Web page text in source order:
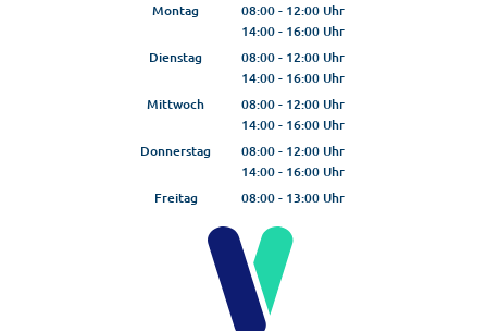
Montag 08:00- 12:00Uhr
Von 08:00 bis 12:00 Uhr
14:00- 16:00Uhr
Von 14:00 bis 16:00 Uhr
Dienstag 08:00- 12:00Uhr
Von 08:00 bis 12:00 Uhr
14:00- 16:00Uhr
Von 14:00 bis 16:00 Uhr
Mittwoch 08:00- 12:00Uhr
Von 08:00 bis 12:00 Uhr
14:00- 16:00Uhr
Von 14:00 bis 16:00 Uhr
Donnerstag 08:00- 12:00Uhr
Von 08:00 bis 12:00 Uhr
14:00- 16:00Uhr
Von 14:00 bis 16:00 Uhr
Freitag 08:00- 13:00Uhr